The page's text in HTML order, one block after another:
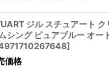
ジル スチュアート ク
シング ピュアブルー オー
]
価格